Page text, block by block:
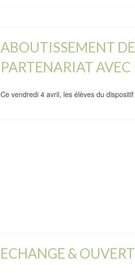
ABOUTISSEMENT
PARTENARIAT
Ce vendredi 4 avril, les élèves du
ECHANGE &